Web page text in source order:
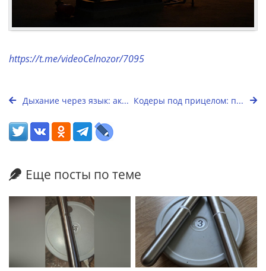
https://t.me/videoCelnozor/7095
Дыхание через язык: ак... Кодеры под прицелом: п...
Еще посты по теме